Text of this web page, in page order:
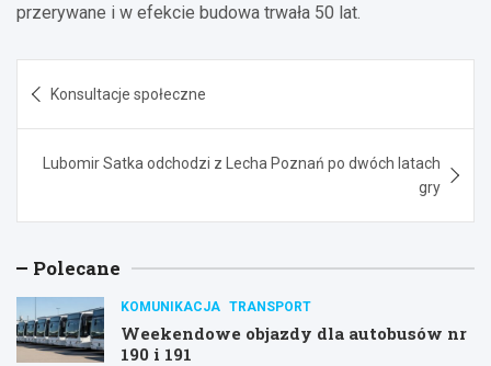
przerywane i w efekcie budowa trwała 50 lat.
wpisu
Konsultacje społeczne
Lubomir Satka odchodzi z Lecha Poznań po dwóch latach
gry
Polecane
KOMUNIKACJA TRANSPORT
Weekendowe objazdy dla autobusów nr
190 i 191